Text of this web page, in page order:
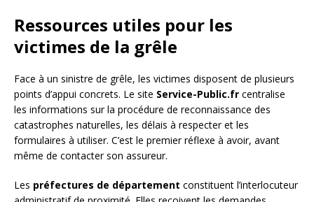
Ressources utiles pour les
victimes de la grêle
Face à un sinistre de grêle, les victimes disposent de plusieurs
points d’appui concrets. Le site Service-Public.fr centralise
les informations sur la procédure de reconnaissance des
catastrophes naturelles, les délais à respecter et les
formulaires à utiliser. C’est le premier réflexe à avoir, avant
même de contacter son assureur.
Les préfectures de département constituent l’interlocuteur